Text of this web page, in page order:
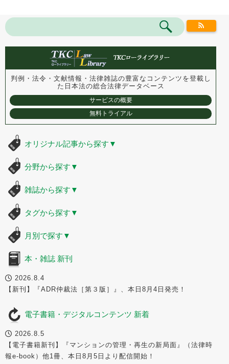
判例・法令・文献情報・法律雑誌の豊富なコンテンツを登載し
た 日本法の総合法律データベース
サービスの概要
無料トライアル
オリジナル記事から探す ▼
分野から探す ▼
雑誌から探す ▼
タグから探す ▼
月別で探す ▼
本・雑誌 新刊
2026.8.4
【新刊】『ADR仲裁法［第３版］』、本日8月4日発売！
電子書籍・デジタルコンテンツ 新着
2026.8.5
【電子書籍新刊】『マンションの管理・再生の新局面』（法律時
報e-book）他1冊、本日8月5日より配信開始！